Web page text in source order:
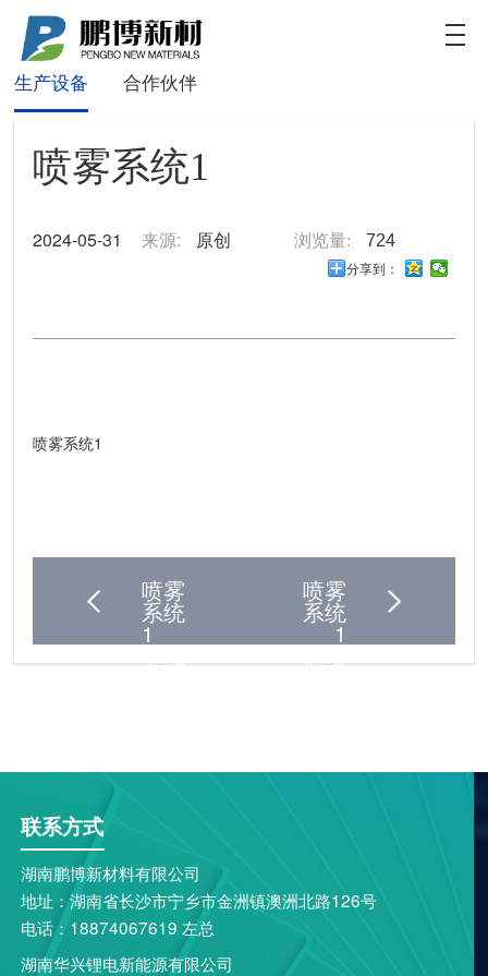
鹏博新材
致力于为客户提供新能源电池更加定制化和高效的
数值 关于我们 产品特点
生产设备 合作伙伴
喷雾系统1
2024-05-31 来源: 原创 浏览量:
724
分享到：
喷雾系统1
喷雾
系统
1
上一篇
喷雾
系统
1
下一篇
联系方式
湖南鹏博新材料有限公司
地址：湖南省长沙市宁乡市金洲镇澳洲北路126号
电话：18874067619 左总
湖南华兴锂电新能源有限公司